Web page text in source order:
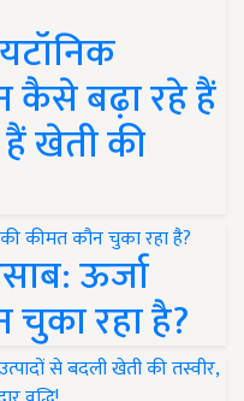
कैसे बढ़ा रहे हैं
खेती की
ऊर्जा
चुका रहा है?